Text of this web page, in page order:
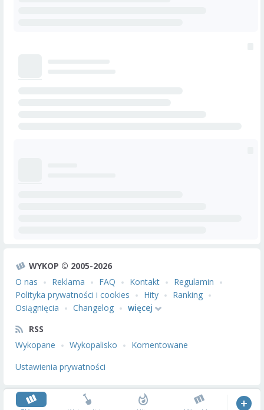
WYKOP © 2005-2026
O nas
Reklama FAQ Kontakt
Regulamin
Polityka prywatności i cookies
Hity
Ranking
Osiągnięcia
Changelog
więcej
RSS
Wykopane
Wykopalisko
Komentowane
Ustawienia prywatności